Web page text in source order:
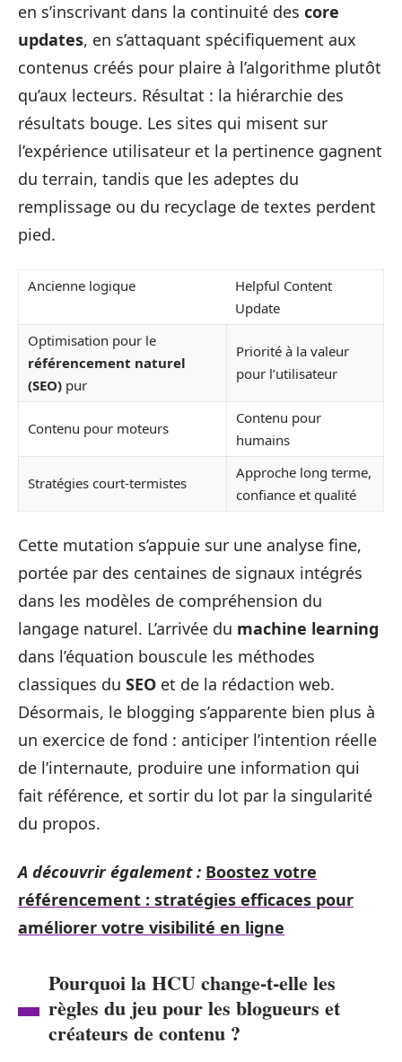
en s’inscrivant dans la continuité des core
updates, en s’attaquant spécifiquement aux
contenus créés pour plaire à l’algorithme plutôt
qu’aux lecteurs. Résultat : la hiérarchie des
résultats bouge. Les sites qui misent sur
l’expérience utilisateur et la pertinence gagnent
du terrain, tandis que les adeptes du
remplissage ou du recyclage de textes perdent
pied.
Ancienne logique
Helpful Content
Update
Optimisation pour le
référencement naturel
(SEO) pur
Priorité à la valeur
pour l’utilisateur
Contenu pour moteurs
Contenu pour
humains
Stratégies court-termistes
Approche long terme,
confiance et qualité
Cette mutation s’appuie sur une analyse fine,
portée par des centaines de signaux intégrés
dans les modèles de compréhension du
langage naturel. L’arrivée du machine learning
dans l’équation bouscule les méthodes
classiques du SEO et de la rédaction web.
Désormais, le blogging s’apparente bien plus à
un exercice de fond : anticiper l’intention réelle
de l’internaute, produire une information qui
fait référence, et sortir du lot par la singularité
du propos.
A découvrir également : Boostez votre
référencement : stratégies efficaces pour
améliorer votre visibilité en ligne
Pourquoi la HCU change-t-elle les
règles du jeu pour les blogueurs et
créateurs de contenu ?